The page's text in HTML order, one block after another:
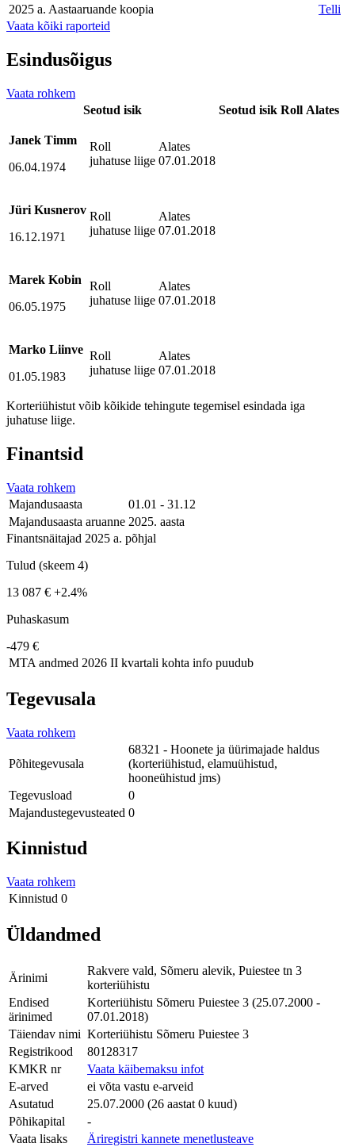
2025 a. Aastaaruande koopia
Telli
Vaata kõiki raporteid
Esindusõigus
Vaata rohkem
Seotud isik
Seotud isik Roll Alates
Janek Timm
06.04.1974
Roll
juhatuse liige
Alates
07.01.2018
Jüri Kusnerov
16.12.1971
Roll
juhatuse liige
Alates
07.01.2018
Marek Kobin
06.05.1975
Roll
juhatuse liige
Alates
07.01.2018
Marko Liinve
01.05.1983
Roll
juhatuse liige
Alates
07.01.2018
Korteriühistut võib kõikide tehingute tegemisel esindada iga
juhatuse liige.
Finantsid
Vaata rohkem
Majandusaasta
01.01 - 31.12
Majandusaasta aruanne 2025. aasta
Finantsnäitajad 2025 a. põhjal
Tulud (skeem 4)
13 087 € +2.4%
Puhaskasum
-479 €
MTA andmed 2026 II kvartali kohta info puudub
Tegevusala
Vaata rohkem
Põhitegevusala
68321 - Hoonete ja üürimajade haldus
(korteriühistud, elamuühistud,
hooneühistud jms)
Tegevusload
0
Majandustegevusteated 0
Kinnistud
Vaata rohkem
Kinnistud 0
Üldandmed
Ärinimi
Rakvere vald, Sõmeru alevik, Puiestee tn 3
korteriühistu
Endised
ärinimed
Korteriühistu Sõmeru Puiestee 3 (25.07.2000 -
07.01.2018)
Täiendav nimi Korteriühistu Sõmeru Puiestee 3
Registrikood
80128317
KMKR nr
Vaata käibemaksu infot
E-arved
ei võta vastu e-arveid
Asutatud
25.07.2000 (26 aastat 0 kuud)
Põhikapital
-
Vaata lisaks
Äriregistri kannete menetlusteave